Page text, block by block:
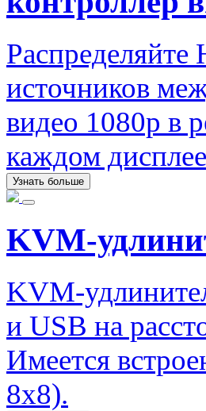
источников
видео 1080p в
каждом
Узнать больше
KVM-
KVM-
и USB на
Имеется
8х8).